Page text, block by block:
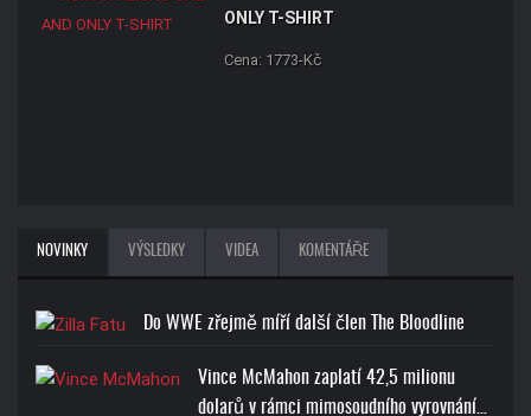
ONLY T-SHIRT
Cena: 1773-Kč
NOVINKY VÝSLEDKY VIDEA KOMENTÁŘE
Do WWE zřejmě míří další člen The Bloodline
Vince McMahon zaplatí 42,5 milionu
dolarů v rámci mimosoudního vyrovnání…